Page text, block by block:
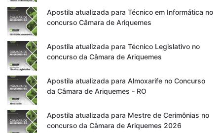
Apostila atualizada para Técnico em Informática no
concurso Câmara de Ariquemes
Apostila atualizada para Técnico Legislativo no
concurso da Câmara de Ariquemes
Apostila atualizada para Almoxarife no Concurso
da Câmara de Ariquemes - RO
Apostila atualizada para Mestre de Cerimônias no
concurso da Câmara de Ariquemes 2026